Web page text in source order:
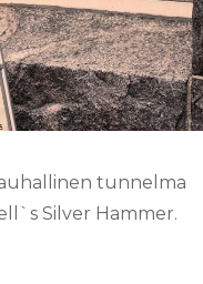
tunnelma
Silver Hammer.